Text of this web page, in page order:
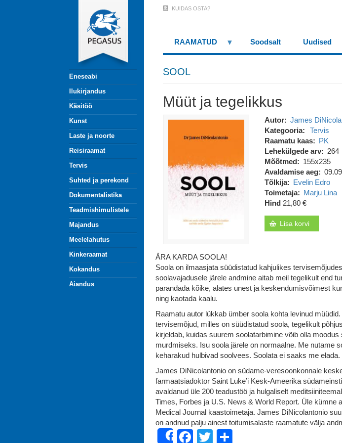
Eneseabi
Ilukirjandus
Käsitöö
Kunst
Laste ja noorte
Reisiraamat
Tervis
Suhted ja perekond
Dokumentalistika
Teadmishimulistele
Majandus
Meelelahutus
Kinkeraamat
Kokandus
Aiandus
Menu
(logged
KUIDAS OSTA?
RAAMATUD Soodsalt Uudised
SOOL
Müüt ja tegelikkus
Autor
James
Kategooria
Tervis
Raamatu kaas
PK
Lehekülgede arv
264
Mõõtmed
155x235
Avaldamise aeg
Tõlkija
Evelin Edro
Toimetaja
Marju Lina
Hind 21,80 €
Lisa korvi
ÄRA KARDA SOOLA!
Soola on ilmaasjata süüdistatud kahjulikes
soolavajadusele järele andmine aitab meil tegelikult end
parandada kõike, alates unest ja keskendumisvõimest
ning kaotada kaalu.
Raamatu autor lükkab ümber soola kohta levinud
tervisemõjud, milles on süüdistatud soola, tegelikult
kirjeldab, kuidas suurem soolatarbimine võib olla
murdmiseks. Isu soola järele on normaalne. Me nutame
keharakud hulbivad soolvees. Soolata ei saaks me elada.
James DiNicolantonio on südame-veresoonkonnale
farmaatsiadoktor Saint Luke’i Kesk-Ameerika
avaldanud üle 200 teadustöö ja hulgaliselt
Times, Forbes ja U.S. News & World Report. Üle kümne
Medical Journal kaastoimetaja. James DiNicolantonio
on andnud palju ainest toitumisalaste raamatute välja
ShareFacebook
Twitter